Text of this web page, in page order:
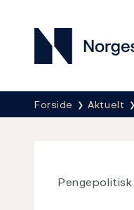
Norges
Her er du nå:
Forside Aktuelt